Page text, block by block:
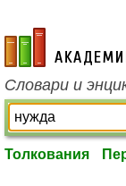
academic.ru
Словари и
Толкования